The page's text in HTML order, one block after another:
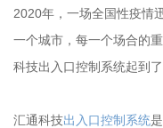
2020年，一场全国性疫情
一个城市，每一个场合的
科技出入口控制系统起到了
汇通科技出入口控制系统